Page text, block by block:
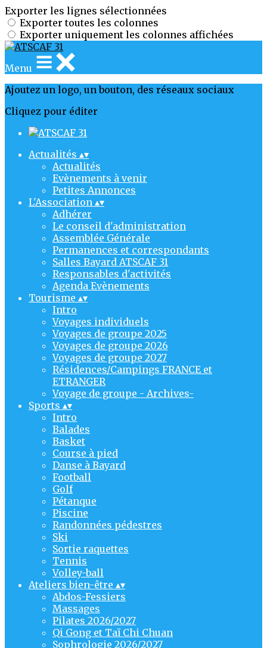
Exporter les lignes sélectionnées
Exporter toutes les colonnes
Exporter uniquement les colonnes affichées
Menu
Ajoutez un logo, un bouton, des réseaux sociaux
Cliquez pour éditer
Actualités ▴▾
Actualités
Evènements à venir
Petites Annonces
L'Association ▴▾
Adhérer
Le conseil d'administration
Assemblée Générale
Permanences et correspondants
Salles Bayard ATSCAF 31
Responsables d'activités
Agenda Evènements
Tourisme ▴▾
Intro
Voyages individuels
Voyages de groupe 2025
Voyages de groupe 2026
Voyages de groupe 2027
Résidences/Campings FRANCE et
ETRANGER
Voyage de groupe - Archives-
Sports ▴▾
Intro
Balades
Basket
Course à pied
Danse à Bayard
Football
Golf
Pétanque
Piscine
Randonnées pédestres
Ski
Sortie raquettes
Tennis
Volley-ball
Ateliers bien-être ▴▾
Abdos-Fessiers
Massages
Pilates 2026/2027
Qi Gong et Taï Chi Chuan
Sophrologie 2026/2027